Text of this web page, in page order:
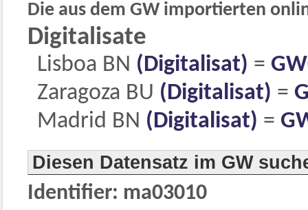
Die aus dem GW importierten
Digitalisate
Lisboa BN (Digitalisat) =
Zaragoza BU (Digitalisat) =
Madrid BN (Digitalisat) =
Diesen Datensatz im GW
Identifier: ma03010